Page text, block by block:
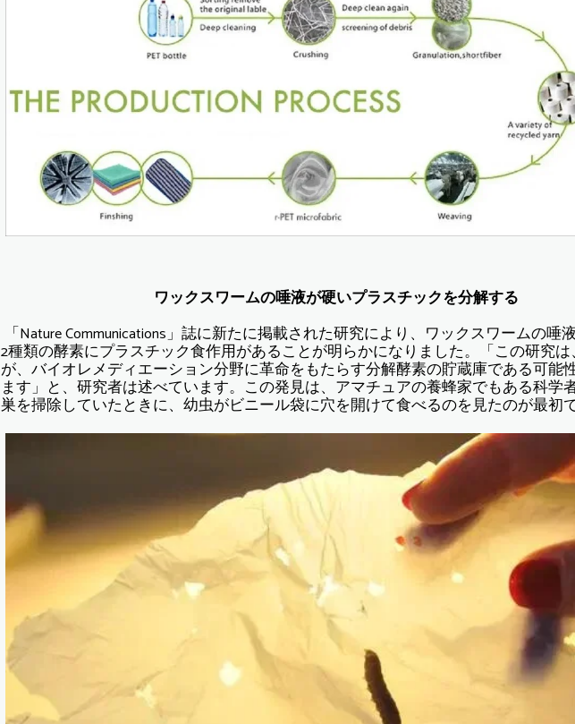
ワックスワームの唾液が硬いプラスチックを分解する
「Nature Communications」誌に新たに掲載された研究により、ワックスワームの唾
2種類の酵素にプラスチック食作用があることが明らかになりました。「この研究
が、バイオレメディエーション分野に革命をもたらす分解酵素の貯蔵庫である可能
ます」と、研究者は述べています。この発見は、アマチュアの養蜂家でもある科学
巣を掃除していたときに、幼虫がビニール袋に穴を開けて食べるのを見たのが最初で